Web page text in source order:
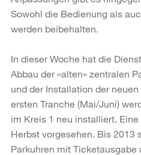
Sowohl die Bedienung als
werden beibehalten.
In dieser Woche hat die
Abbau der «alten» zentralen
und der Installation der
ersten Tranche (Mai/Juni)
im Kreis 1 neu installiert.
Herbst vorgesehen. Bis 2013
Parkuhren mit